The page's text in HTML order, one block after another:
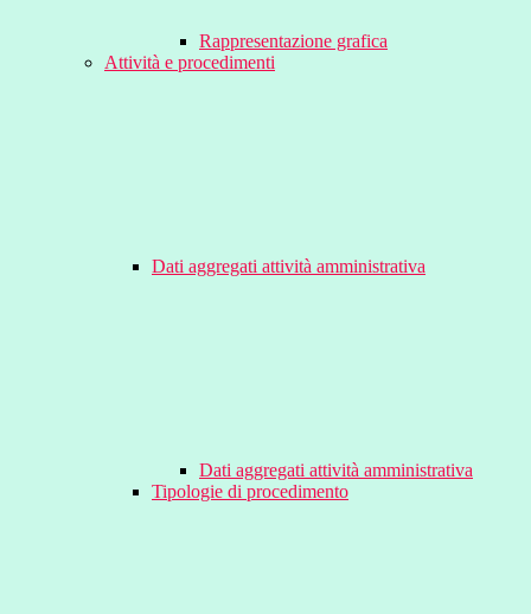
Rappresentazione grafica
Attività e procedimenti
Dati aggregati attività amministrativa
Dati aggregati attività amministrativa
Tipologie di procedimento